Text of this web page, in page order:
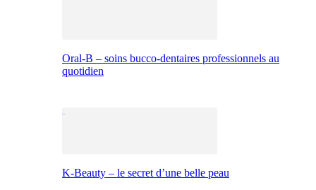
Oral-B – soins bucco-dentaires professionnels au
quotidien
K-Beauty – le secret d’une belle peau